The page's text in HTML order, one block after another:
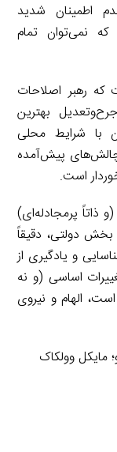
اطمینان شدید
نمی‌توان تمام
که رهبر اصلاحات
بهترین
با شرایط محلی
چالش‌های پیش‌آمده
است.
ذاتاً پرمجادله‌ای)
دولتی، دقیقاً
و یادگیری از
اساسی (و نه
الهام و نیروی
مایکل وولکاک